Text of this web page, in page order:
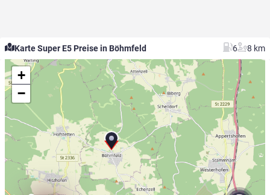
Karte Super E5 Preise in Böhmfeld 6 8 km
+
−